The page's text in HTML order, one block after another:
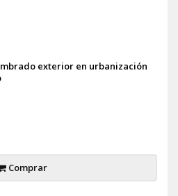
exterior en urbanización
Comprar